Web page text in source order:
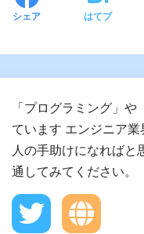
シェア はてブ
「プログラミング」
ています エンジニア
人の手助けになればと
通してみてください。